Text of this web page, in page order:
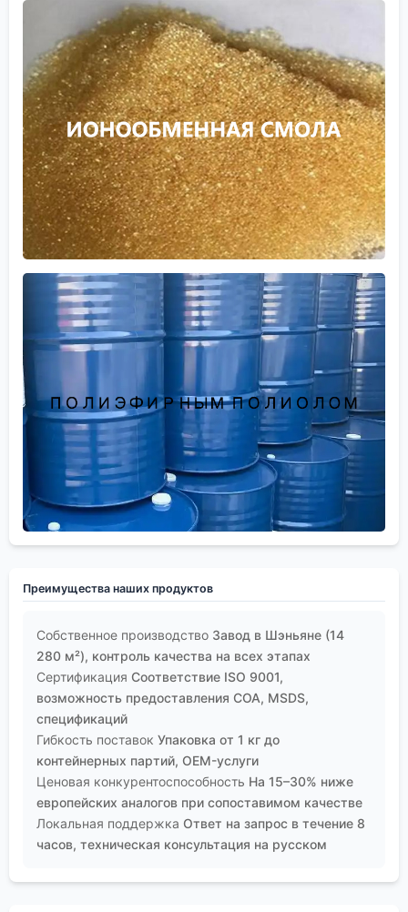
Преимущества наших продуктов
Собственное производство Завод в Шэньяне (14
280 м²), контроль качества на всех этапах
Сертификация Соответствие ISO 9001,
возможность предоставления COA, MSDS,
спецификаций
Гибкость поставок Упаковка от 1 кг до
контейнерных партий, OEM-услуги
Ценовая конкурентоспособность На 15–30% ниже
европейских аналогов при сопоставимом качестве
Локальная поддержка Ответ на запрос в течение 8
часов, техническая консультация на русском